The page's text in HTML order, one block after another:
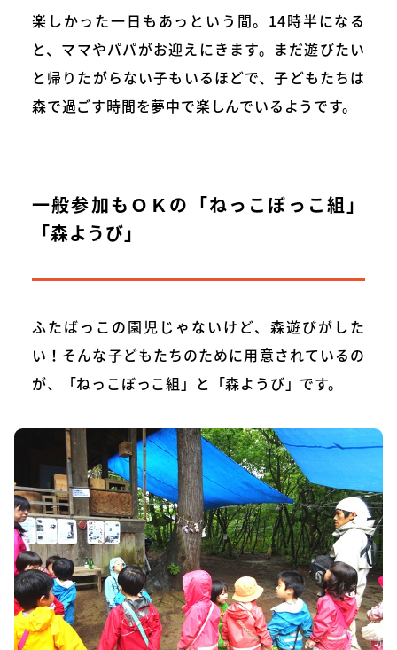
楽しかった一日もあっという間。14時半になる
と、ママやパパがお迎えにきます。まだ遊びたい
と帰りたがらない子もいるほどで、子どもたちは
森で過ごす時間を夢中で楽しんでいるようです。
一般参加もＯＫの「ねっこぼっこ組」
「森ようび」
ふたばっこの園児じゃないけど、森遊びがした
い！そんな子どもたちのために用意されているの
が、「ねっこぼっこ組」と「森ようび」です。